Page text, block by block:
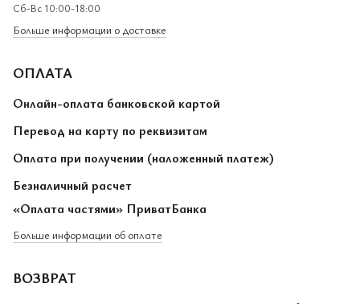
Сб-Вс 10:00-18:00
Больше информации о доставке
ОПЛАТА
Онлайн-оплата банковской картой
Перевод на карту по реквизитам
Оплата при получении (наложенный платеж)
Безналичный расчет
«Оплата частями» ПриватБанка
Больше информации об оплате
ВОЗВРАТ